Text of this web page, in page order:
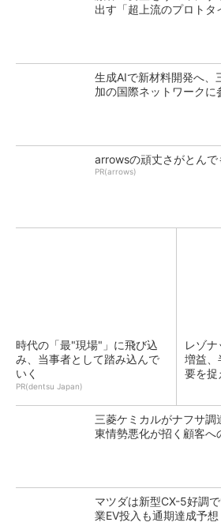
出す「超上流のプロトタ
生成AIで新材料開発へ、
加の国際ネットワークに
arrowsの頑丈さがとんで
PR(arrows)
時代の「最"現場"」に飛び込
み、当事者として踏み込んで
いく
PR(dentsu Japan)
レゾ
増益、
要を捉
三菱ケミカルがナフサ調
東情勢悪化が招く顧客へ
マツダは新型CX-5好調
業EV投入も通期達成予想